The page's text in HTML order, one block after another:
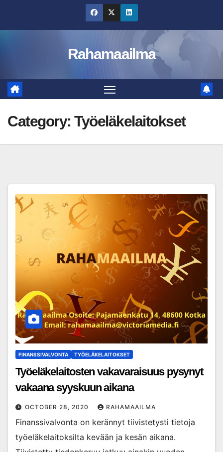
Rahamaailma
Category: Työeläkelaitokset
FINANSSIVALVONTA TYÖELÄKELAITOKSET
Työeläkelaitosten vakavaraisuus pysynyt
vakaana syyskuun aikana
OCTOBER 28, 2020 RAHAMAAILMA
Finanssivalvonta on kerännyt tiivistetysti tietoja
työeläkelaitoksilta kevään ja kesän aikana.